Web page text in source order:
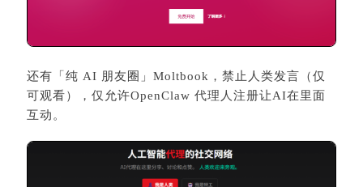
还有「纯 AI 朋友圈」Moltbook，禁止人类发言（仅
可观看），仅允许OpenClaw 代理人注册让AI在里面
互动。